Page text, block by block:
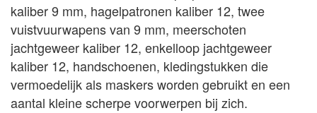
kaliber 9 mm, hagelpatronen kaliber 12, twee
vuistvuurwapens van 9 mm, meerschoten
jachtgeweer kaliber 12, enkelloop jachtgeweer
kaliber 12, handschoenen, kledingstukken die
vermoedelijk als maskers worden gebruikt en een
aantal kleine scherpe voorwerpen bij zich.